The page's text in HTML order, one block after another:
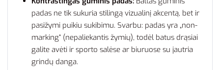
padas ne tik sukuria stilingą vizualinį akcentą, bet ir
pasižymi puikiu sukibimu. Svarbu: padas yra „non-
marking“ (nepaliekantis žymių), todėl batus drąsiai
galite avėti ir sporto salėse ar biuruose su jautria
grindų danga.